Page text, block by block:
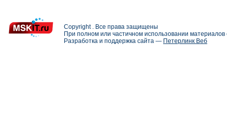
Copyright . Все права защищены
При полном или частичном использовании
Разработка и поддержка сайта — Петерлинк Веб